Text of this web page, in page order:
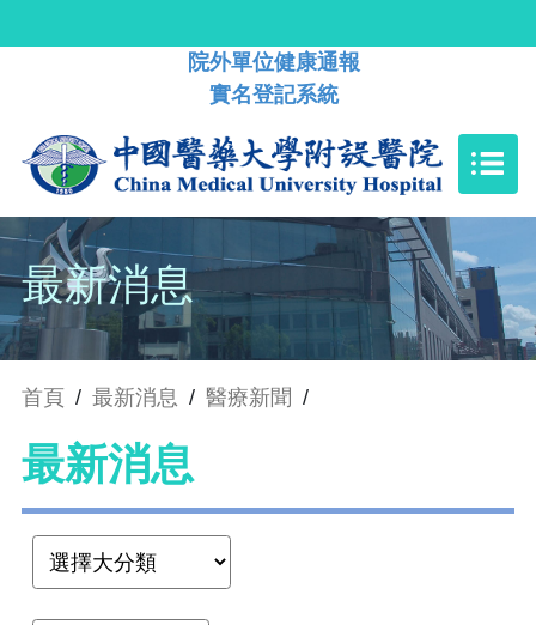
院外單位健康通報
實名登記系統
最新消息
首頁 / 最新消息 / 醫療新聞 /
最新消息